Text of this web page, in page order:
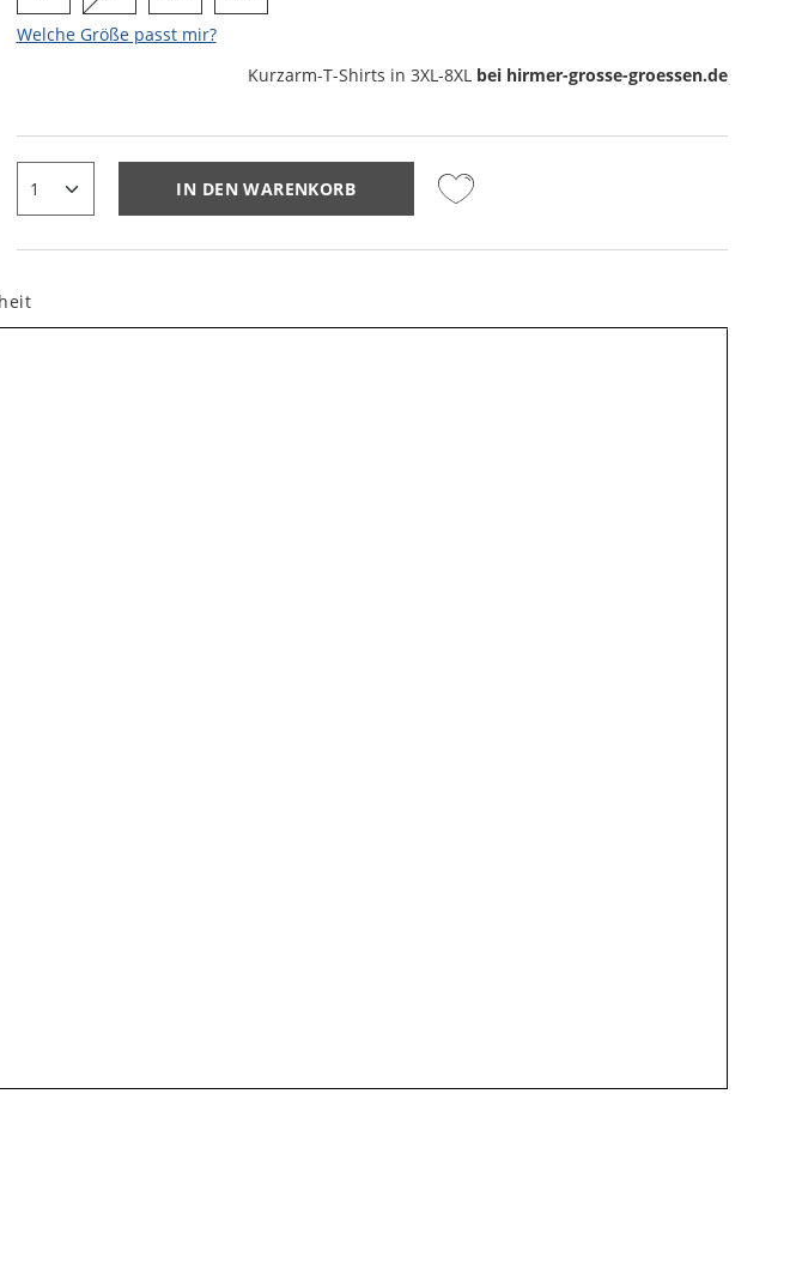
Welche Größe passt mir?
Kurzarm-T-Shirts in 3XL-8XL bei hirmer-grosse-groessen.de
IN DEN WARENKORB